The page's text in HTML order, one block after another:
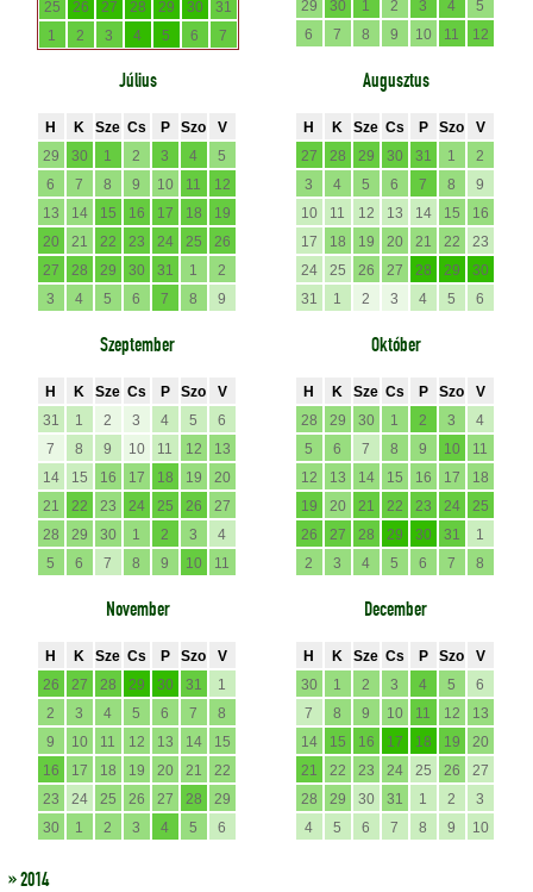
25
26 27 28 29 30
31
1
2 3 4 5 6 7
29
30 1 2 3 4
5
6
7 8 9 10 11 12
Július
H K Sze Cs P Szo
V
29
30 1 2 3 4
5
6
7 8 9 10 11
12
13
14 15 16 17 18
19
20
21 22 23 24 25
26
27
28 29 30 31 1
2
3
4 5 6 7 8 9
Augusztus
H K Sze Cs P Szo
V
27
28 29 30 31 1
2
3
4 5 6 7 8
9
10
11 12 13 14 15
16
17
18 19 20 21 22
23
24
25 26 27 28 29
30
31
1 2 3 4 5 6
Szeptember
H K Sze Cs P Szo
V
31
1 2 3 4 5
6
7
8 9 10 11 12
13
14
15 16 17 18 19
20
21
22 23 24 25 26
27
28
29 30 1 2 3
4
5
6 7 8 9 10 11
Október
H K Sze Cs P Szo
V
28
29 30 1 2 3
4
5
6 7 8 9 10
11
12
13 14 15 16 17
18
19
20 21 22 23 24
25
26
27 28 29 30 31
1
2
3 4 5 6 7 8
November
H K Sze Cs P Szo
V
26
27 28 29 30 31
1
2
3 4 5 6 7
8
9
10 11 12 13 14
15
16
17 18 19 20 21
22
23
24 25 26 27 28
29
30
1 2 3 4 5 6
December
H K Sze Cs P Szo
V
30
1 2 3 4 5
6
7
8 9 10 11 12
13
14
15 16 17 18 19
20
21
22 23 24 25 26
27
28
29 30 31 1 2
3
4
5 6 7 8 9 10
» 2014